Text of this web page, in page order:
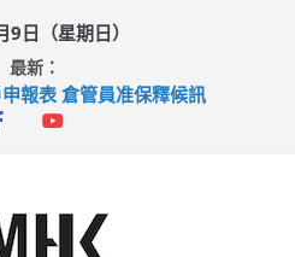
日（星期日）
最新：
報表 倉管員准保釋候訊